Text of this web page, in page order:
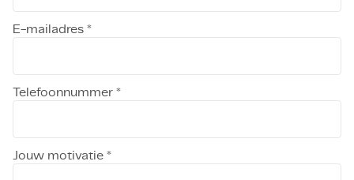
E-mailadres *
Telefoonnummer *
Jouw motivatie *